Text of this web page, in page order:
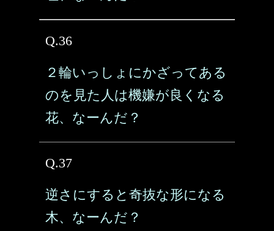
Q.36
２輪いっしょにかざってある
のを見た人は機嫌が良くなる
花、なーんだ？
Q.37
逆さにすると奇抜な形になる
木、なーんだ？